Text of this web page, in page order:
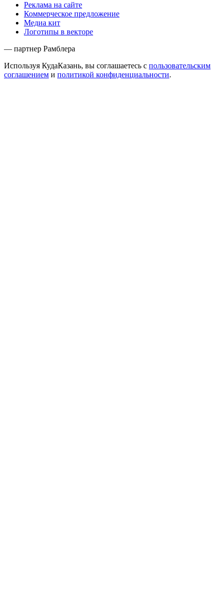
Реклама на сайте
Коммерческое предложение
Медиа кит
Логотипы в векторе
— партнер Рамблера
Используя КудаКазань, вы соглашаетесь с пользовательским
соглашением и политикой конфиденциальности.